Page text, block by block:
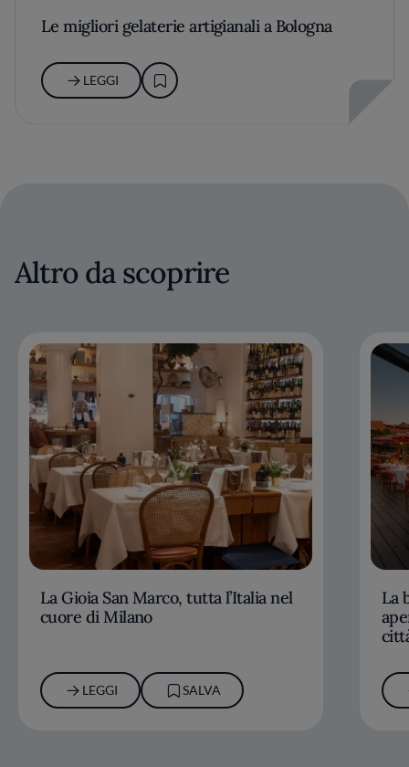
Le migliori gelaterie artigianali a Bologna
LEGGI
Altro da scoprire
La Gioia San Marco, tutta l’Italia nel
cuore di Milano
LEGGI SALVA
La